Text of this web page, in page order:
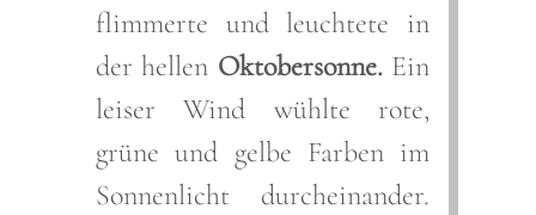
flimmerte und leuchtete in
der hellen Oktobersonne.Ein
leiser Wind wühlte rote,
grüne und gelbe Farben im
Sonnenlicht durcheinander.